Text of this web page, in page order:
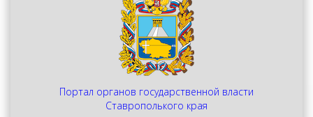
Портал органов государственной власти
Ставрополького края